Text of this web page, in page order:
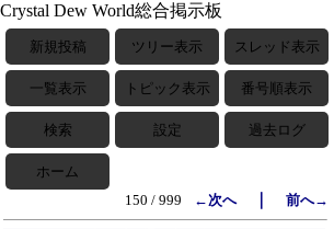
Crystal Dew World総合掲示板
新規投稿 ツリー表示 スレッド表示
一覧表示 トピック表示 番号順表示
検索 設定 過去ログ
ホーム
150 / 999
←次へ｜ 前へ→